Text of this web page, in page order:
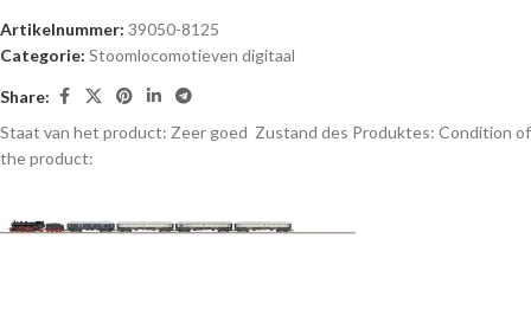
Artikelnummer: 39050-8125
Categorie: Stoomlocomotieven digitaal
Share:
Staat van het product: Zeer goed Zustand des Produktes: Condition of
the product: